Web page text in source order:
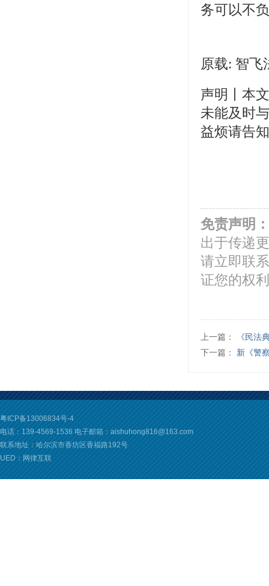
务可以不
原载: 智飞
声明丨本
未能及时
益烦请告
免责声明：
出于传递
请立即联
证您的权
上一篇：
《民法
下一篇： 新《警
粤ICP备13006834号-4
电话：139-4569-1536 电子邮箱：aishuhong816@163.com
联系地址：哈尔滨市香坊区香福路192号
UED：网律互联